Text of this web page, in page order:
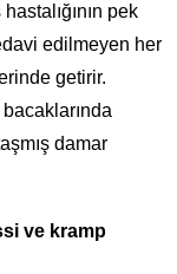
pek
edilmeyen her
getirir.
damar
ve kramp